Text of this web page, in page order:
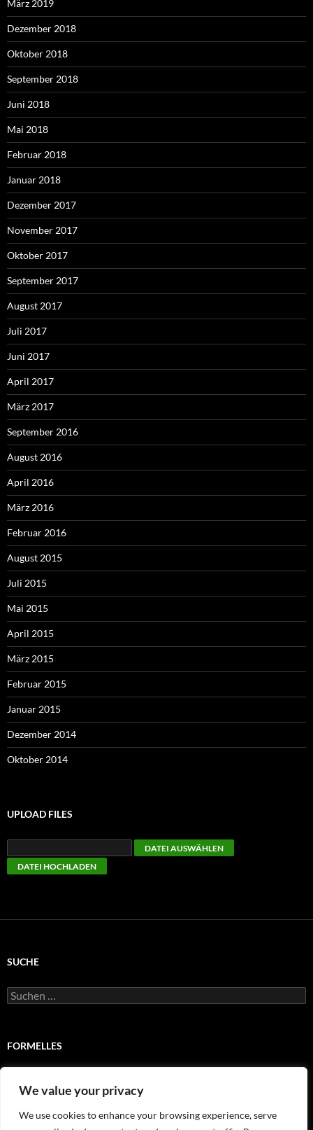
We value your privacy
We use cookies to enhance your browsing experience, serve
März 2019
Dezember 2018
Oktober 2018
September 2018
Juni 2018
Mai 2018
Februar 2018
Januar 2018
Dezember 2017
November 2017
Oktober 2017
September 2017
August 2017
Juli 2017
Juni 2017
April 2017
März 2017
September 2016
August 2016
April 2016
März 2016
Februar 2016
August 2015
Juli 2015
Mai 2015
April 2015
März 2015
Februar 2015
Januar 2015
Dezember 2014
Oktober 2014
UPLOAD FILES
SUCHE
Suchen
nach:
FORMELLES